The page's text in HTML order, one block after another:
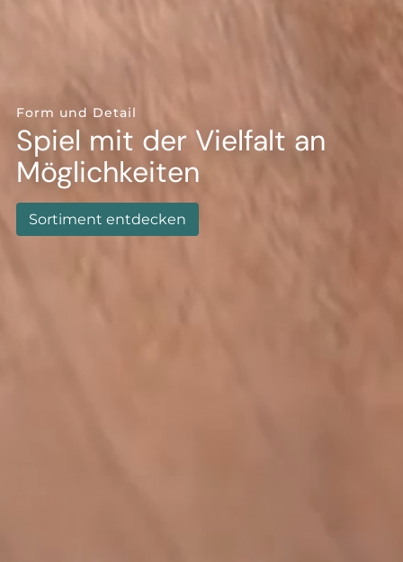
--
--
Form und Detail
Spiel mit der Vielfalt an
Möglichkeiten
Sortiment entdecken